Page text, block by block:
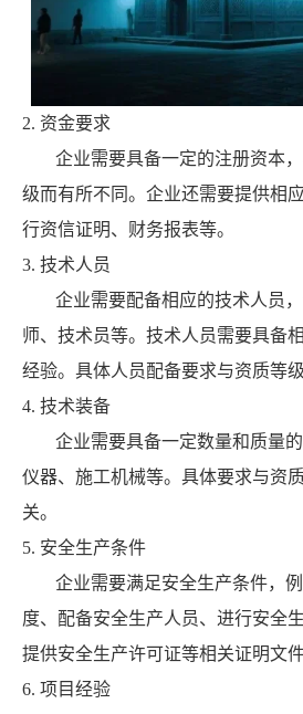
2. 资金要求
企业需要具备一定的注册资本
级而有所不同。企业还需要提供相
行资信证明、财务报表等。
3. 技术人员
企业需要配备相应的技术人员
师、技术员等。技术人员需要具备
经验。具体人员配备要求与资质等级
4. 技术装备
企业需要具备一定数量和质量
仪器、施工机械等。具体要求与资
关。
5. 安全生产条件
企业需要满足安全生产条件，
度、配备安全生产人员、进行安全
提供安全生产许可证等相关证明文件
6. 项目经验